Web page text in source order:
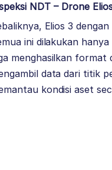
NDT – Drone
Elios 3
ini dilakukan
menghasilkan format
data dari titik
kondisi aset